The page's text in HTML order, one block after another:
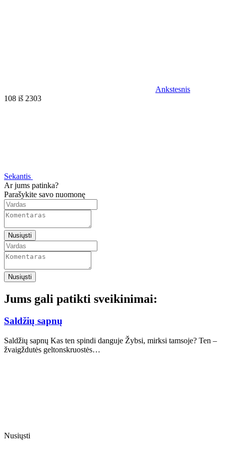
Ankstesnis
108 iš 2303
Sekantis
Ar jums patinka?
Parašykite savo nuomonę
Nusiųsti
Nusiųsti
Jums gali patikti sveikinimai:
Saldžių sapnų
Saldžių sapnų Kas ten spindi danguje Žybsi, mirksi tamsoje? Ten –
žvaigždutės geltonskruostės…
Nusiųsti